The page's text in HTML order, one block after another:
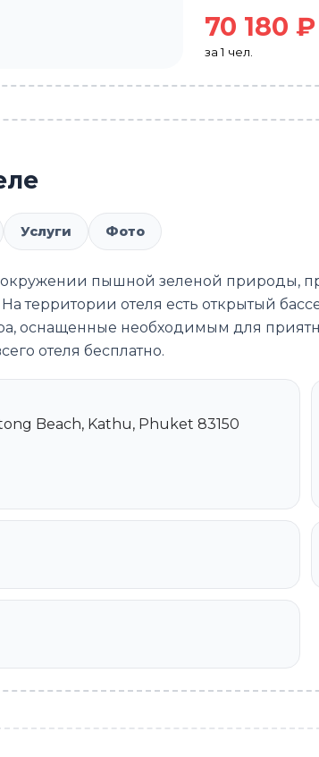
70 180 ₽
за 1 чел.
Услуги Фото
окружении пышной зеленой природы,
территории отеля есть открытый
оснащенные необходимым для
отеля бесплатно.
Beach, Kathu, Phuket 83150